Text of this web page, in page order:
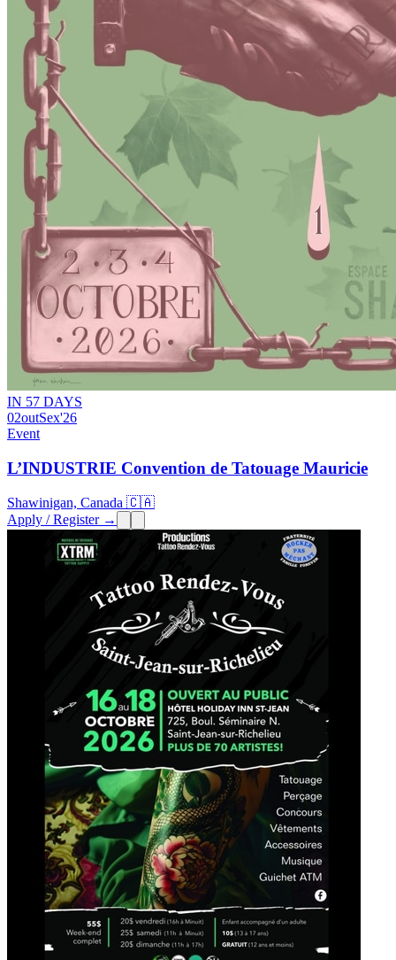
IN 57 DAYS
02outSex'26
Event
L’INDUSTRIE Convention de Tatouage Mauricie
Shawinigan, Canada 🇨🇦
Apply / Register →